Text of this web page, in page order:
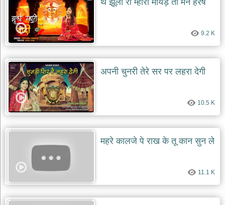
देश
भक्ति
भजन
patriotic
खाटू
श्याम
भजन
khatu
shaym
bhajans
रानी
भजन
rani
dadi
थे झूलो री म्हारी मायड़ तो मन हरषे
9.2 K
अपनी चुनरी तेरे सर पर लहरा देगी
10.5 K
महरे कालजे पे राख के तू कान सुन ले
11.1 K